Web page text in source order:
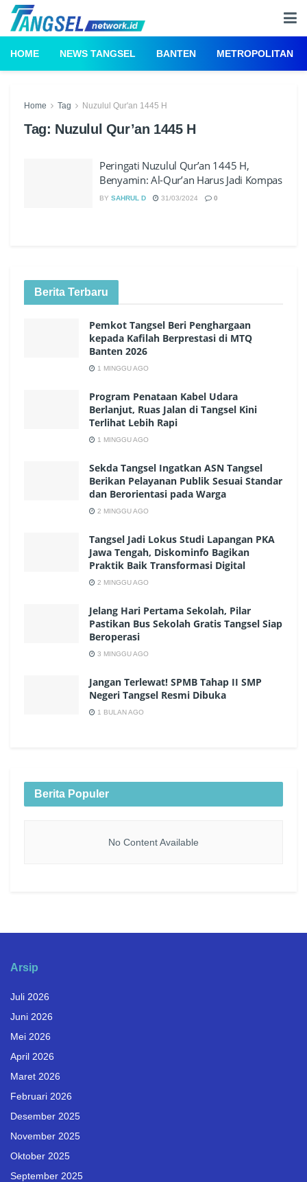
HOME NEWS TANGSEL BANTEN METROPOLITAN
Home Tag Nuzulul Qur'an 1445 H
Tag: Nuzulul Qur’an 1445 H
Peringati Nuzulul Qur’an 1445 H,
Benyamin: Al-Qur’an Harus Jadi Kompas
BY SAHRUL D 31/03/2024 0
Berita Terbaru
Pemkot Tangsel Beri Penghargaan
kepada Kafilah Berprestasi di MTQ
Banten 2026
1 MINGGU AGO
Program Penataan Kabel Udara
Berlanjut, Ruas Jalan di Tangsel Kini
Terlihat Lebih Rapi
1 MINGGU AGO
Sekda Tangsel Ingatkan ASN Tangsel
Berikan Pelayanan Publik Sesuai Standar
dan Berorientasi pada Warga
2 MINGGU AGO
Tangsel Jadi Lokus Studi Lapangan PKA
Jawa Tengah, Diskominfo Bagikan
Praktik Baik Transformasi Digital
2 MINGGU AGO
Jelang Hari Pertama Sekolah, Pilar
Pastikan Bus Sekolah Gratis Tangsel Siap
Beroperasi
3 MINGGU AGO
Jangan Terlewat! SPMB Tahap II SMP
Negeri Tangsel Resmi Dibuka
1 BULAN AGO
Berita Populer
No Content Available
Arsip
Juli 2026
Juni 2026
Mei 2026
April 2026
Maret 2026
Februari 2026
Desember 2025
November 2025
Oktober 2025
September 2025